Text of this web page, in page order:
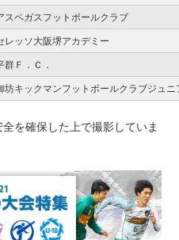
スペガスフットボールクラブ
レッソ大阪堺アカデミー
群Ｆ．Ｃ．
坊キックマンフットボールクラブジュニ
を確保した上で撮影していま